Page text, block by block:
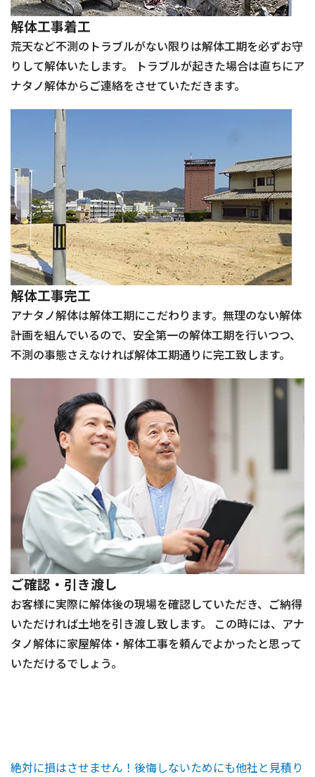
解体工事着工
荒天など不測のトラブルがない限りは解体工期を必ずお守
りして解体いたします。 トラブルが起きた場合は直ちにア
ナタノ解体からご連絡をさせていただきます。
解体工事完工
アナタノ解体は解体工期にこだわります。無理のない解体
計画を組んでいるので、安全第一の解体工期を行いつつ、
不測の事態さえなければ解体工期通りに完工致します。
ご確認・引き渡し
お客様に実際に解体後の現場を確認していただき、ご納得
いただければ土地を引き渡し致します。 この時には、アナ
タノ解体に家屋解体・解体工事を頼んでよかったと思って
いただけるでしょう。
絶対に損はさせません！後悔しないためにも他社と見積り